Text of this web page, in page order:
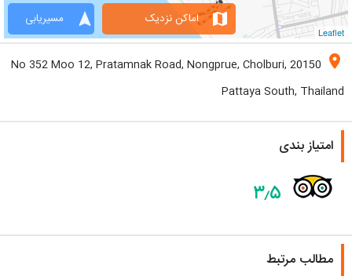
Leaflet
navigation مسیریابی map اماکن نزدیک
location_on
No 352 Moo 12, Pratamnak Road, Nongprue, Cholburi, 20150
Pattaya South, Thailand
امتیاز بندی
۳٫۵
مطالب مرتبط